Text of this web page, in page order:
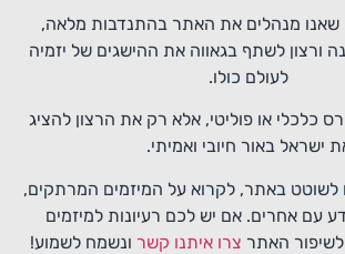
שאנו מנהלים את האתר בהתנדבות מלאה,
ורצון לשתף בגאווה את ההישגים של יזמיה
לעולם כולו.
כלכלי או פוליטי, אלא רק את הרצון להציג
ישראל באור חיובי ואמיתי.
לשוטט באתר, לקרוא על המיזמים המרתקים,
עם אחרים. אם יש לכם רעיונות למיזמים
האתר צרו איתנו קשר ונשמח לשמוע!